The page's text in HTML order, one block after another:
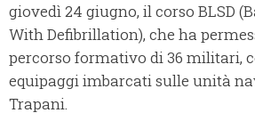
giovedì 24 giugno, il corso BLSD
With Defibrillation), che ha
percorso formativo di 36 militari,
equipaggi imbarcati sulle unità
Trapani.